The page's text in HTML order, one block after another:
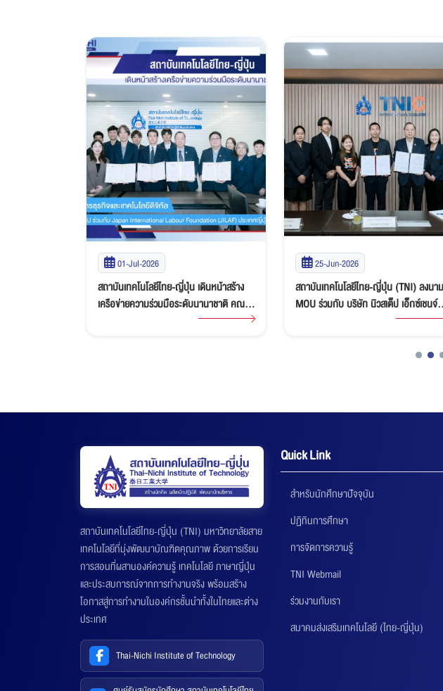
25-Jun-2026
สถาบันเทคโนโลยีไทย-ญี่ปุ่น (TNI) ลงนาม
MOU ร่วมกับ บริษัท นิวสเต็ป เอ็กซ์เชนจ์
โปรแกรม จำกัด ส่งเสริมโอกาสนักศึกษาสู่
18-Jun-2026
สถาบันเทคโนโลยีไทย-ญี่ปุ่น ต้อนรับผู้แทน
จาก YIC Asia Pacific Corporation
Limited เยี่ยมชมครุภัณฑ์ที่มอบให้ พร้อม
สถาบันเทคโนโลยีไทย-ญี่ปุ่น (TNI) มหาวิทยาลัยสาย
เทคโนโลยีที่มุ่งพัฒนาบัณฑิตคุณภาพ ด้วยการเรียน
การสอนที่ผสานองค์ความรู้ เทคโนโลยี ภาษาญี่ปุ่น
และประสบการณ์จากการทำงานจริง พร้อมสร้าง
โอกาสสู่การทำงานในองค์กรชั้นนำทั้งในไทยและต่าง
ประเทศ
Thai-Nichi Institute of Technology
Quick Link
สำหรับนักศึกษาปัจจุบัน
ปฏิทินการศึกษา
การจัดการความรู้
TNI Webmail
ร่วมงานกับเรา
สมาคมส่งเสริมเทคโนโลยี (ไทย-ญี่ปุ่น)